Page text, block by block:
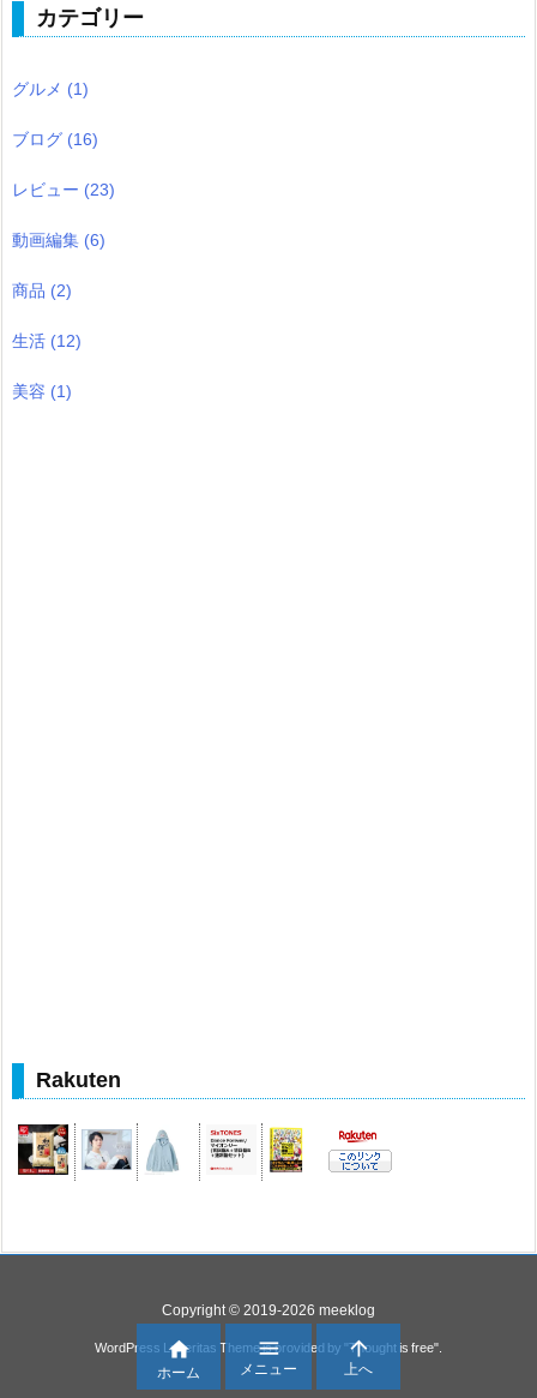
カテゴリー
グルメ (1)
ブログ (16)
レビュー (23)
動画編集 (6)
商品 (2)
生活 (12)
美容 (1)
Rakuten
Copyright © 2019-2026 meeklog
WordPress Luxeritas Theme is provided by " Thought is free".

ホーム

メニュー

上へ